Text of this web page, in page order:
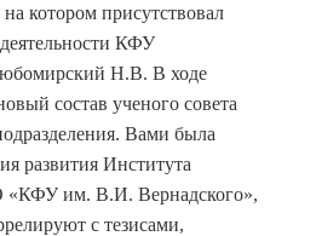
котором присутствовал
КФУ
Н.В. В ходе
состав ученого совета
Вами была
развития Института
им. В.И. Вернадского»,
с тезисами,